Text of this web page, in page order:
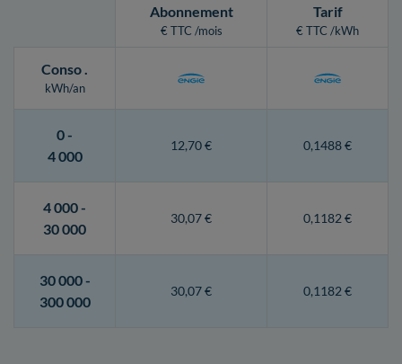
Abonnement
€ TTC /mois
Tarif
€ TTC /kWh
Conso.
kWh/an
0 -
4 000
12,70 € 0,1488 €
4 000 -
30 000
30,07 € 0,1182 €
30 000 -
300 000
30,07 € 0,1182 €